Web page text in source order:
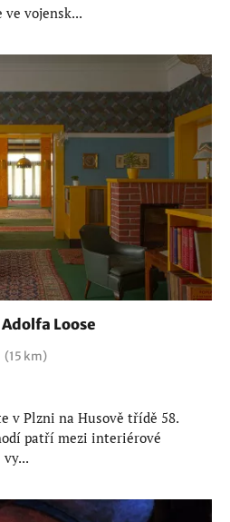
ve vojensk...
Loose
(15 km)
v Plzni na Husově třídě 58.
patří mezi interiérové